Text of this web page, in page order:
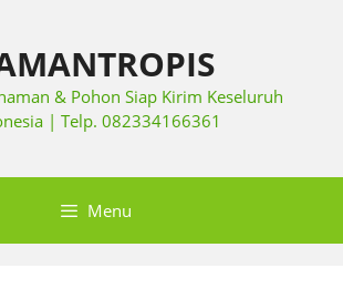
& Pohon Siap Kirim Keseluruh
| Telp. 082334166361
Menu